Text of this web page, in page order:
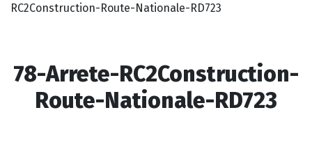
RC2Construction-Route-Nationale-RD723
78-Arrete-RC2Construction-
Route-Nationale-RD723